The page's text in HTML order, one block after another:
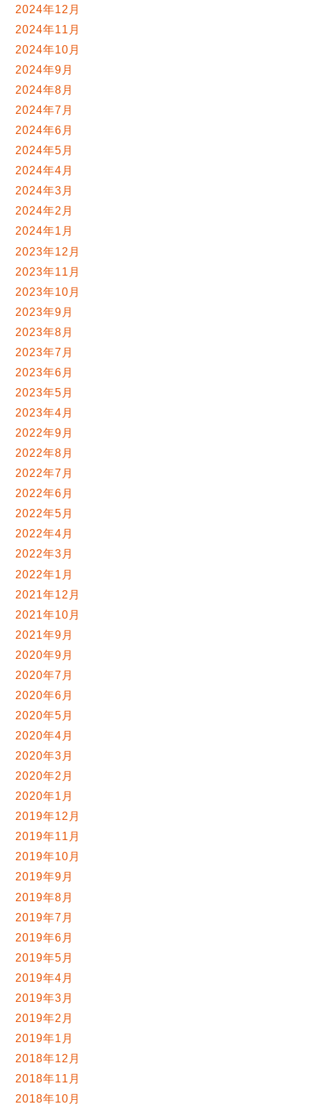
2024年12月
2024年11月
2024年10月
2024年9月
2024年8月
2024年7月
2024年6月
2024年5月
2024年4月
2024年3月
2024年2月
2024年1月
2023年12月
2023年11月
2023年10月
2023年9月
2023年8月
2023年7月
2023年6月
2023年5月
2023年4月
2022年9月
2022年8月
2022年7月
2022年6月
2022年5月
2022年4月
2022年3月
2022年1月
2021年12月
2021年10月
2021年9月
2020年9月
2020年7月
2020年6月
2020年5月
2020年4月
2020年3月
2020年2月
2020年1月
2019年12月
2019年11月
2019年10月
2019年9月
2019年8月
2019年7月
2019年6月
2019年5月
2019年4月
2019年3月
2019年2月
2019年1月
2018年12月
2018年11月
2018年10月